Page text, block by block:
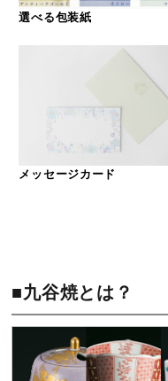
選べる包装紙
メッセージカード
■九谷焼とは？